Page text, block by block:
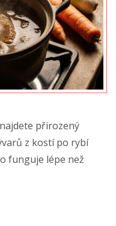
přirozený
z kostí po rybí
funguje lépe než